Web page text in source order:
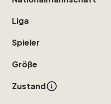
Liga
Spieler
Größe
Zustand